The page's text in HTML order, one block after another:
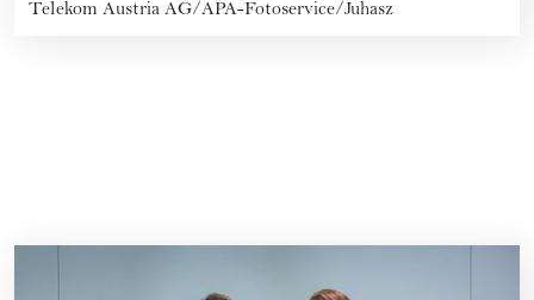
Telekom Austria AG/APA-Fotoservice/Juhasz